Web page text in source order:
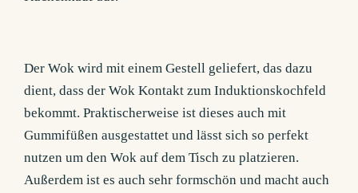
Der Wok wird mit einem Gestell geliefert, das dazu
dient, dass der Wok Kontakt zum Induktionskochfeld
bekommt. Praktischerweise ist dieses auch mit
Gummifüßen ausgestattet und lässt sich so perfekt
nutzen um den Wok auf dem Tisch zu platzieren.
Außerdem ist es auch sehr formschön und macht auch